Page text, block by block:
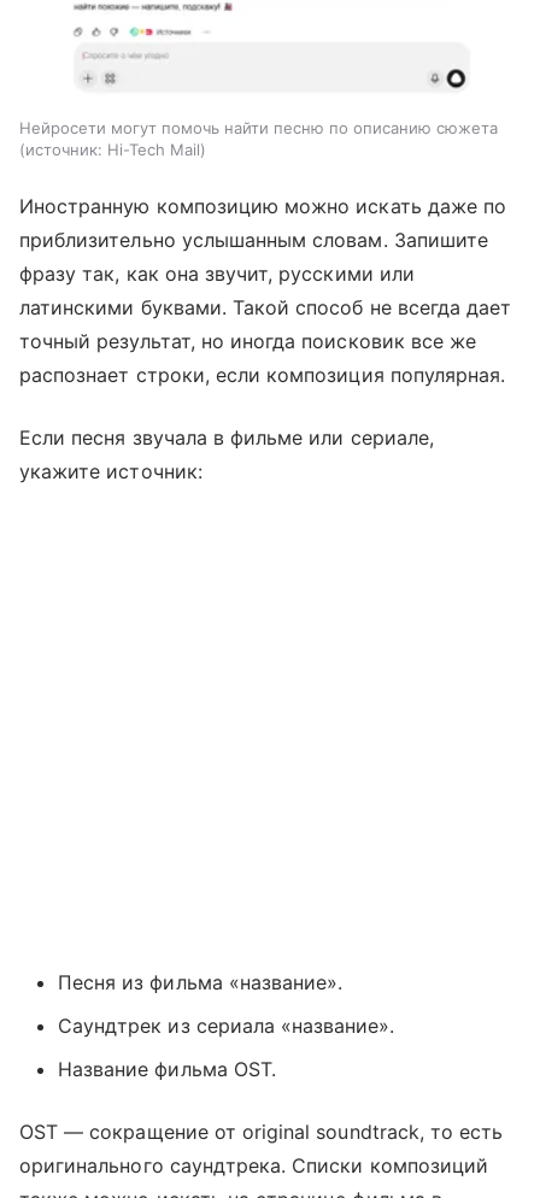
Нейросети могут помочь найти песню по описанию сюжета
источник: Hi-Tech Mail
Иностранную композицию можно искать даже по
приблизительно услышанным словам. Запишите
фразу так, как она звучит, русскими или
латинскими буквами. Такой способ не всегда дает
точный результат, но иногда поисковик все же
распознает строки, если композиция популярная.
Если песня звучала в фильме или сериале,
укажите источник:
Песня из фильма «название».
Саундтрек из сериала «название».
Название фильма OST.
OST — сокращение от original soundtrack, то есть
оригинального саундтрека. Списки композиций